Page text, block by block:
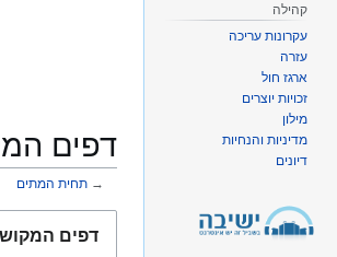
דפים
→ תחית המתים
לניווט
לחיפוש
דפים
קהילה
עקרונות עריכה
עזרה
ארגז חול
זכויות יוצרים
מילון
מדיניות והנחיות
דיונים